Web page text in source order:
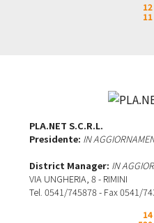
12
11
PLA.NET S.C.R.L.
Presidente: IN
District Manager: IN
VIA UNGHERIA, 8 - RIMINI
Tel. 0541/745878 - Fax 0541/
14